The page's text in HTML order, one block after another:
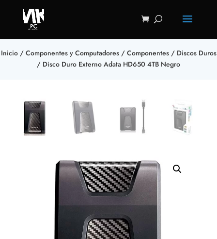
Inicio/ Componentes y Computadores/ Componentes/ Discos Duros
/ Disco Duro Externo Adata HD650 4TB Negro